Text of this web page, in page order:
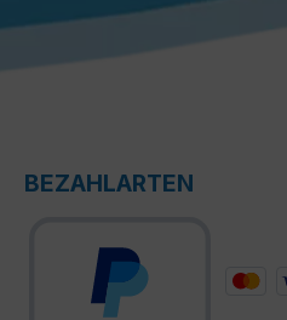
BEZAHLARTEN